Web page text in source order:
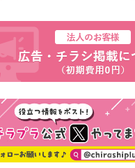
売出し期間:7/31(金)〜8/16(日)